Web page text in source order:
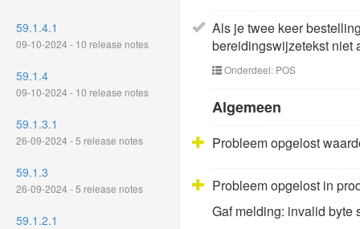
59.1.4.1
09-10-2024 - 10 release notes
59.1.4
09-10-2024 - 10 release notes
59.1.3.1
26-09-2024 - 5 release notes
59.1.3
26-09-2024 - 5 release notes
59.1.2.1
Als je twee keer
bereidingswijzetekst niet
Onderdeel: POS
Algemeen
Probleem opgelost
Probleem opgelost in
Gaf melding: invalid byte